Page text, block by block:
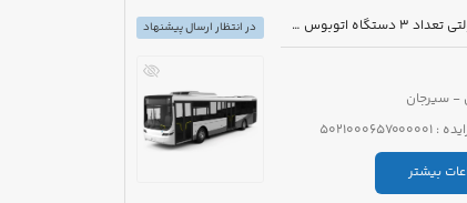
مزایده دولتی تعداد 3 دستگاه اتوبوس شهری شهاب
- سیرجان
بیشتر
در انتظار ارسال پیشنهاد